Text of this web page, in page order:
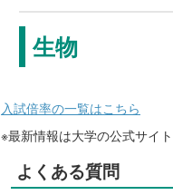
生物
入試倍率の一覧はこちら
※最新情報は大学の公式サイ
よくある質問